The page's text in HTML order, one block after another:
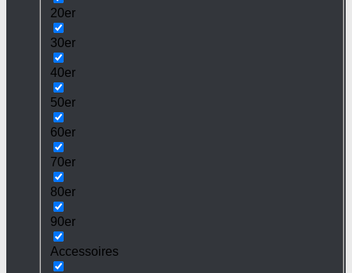
20er
30er
40er
50er
60er
70er
80er
90er
Accessoires